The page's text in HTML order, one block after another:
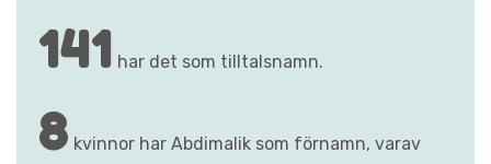
141 har det som tilltalsnamn.
8 kvinnor har Abdimalik som förnamn, varav